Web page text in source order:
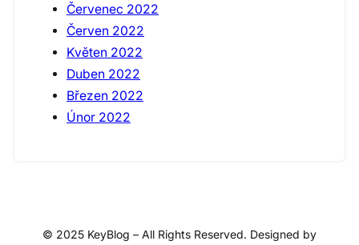
Červenec 2022
Červen 2022
Květen 2022
Duben 2022
Březen 2022
Únor 2022
© 2025 KeyBlog – All Rights Reserved. Designed by